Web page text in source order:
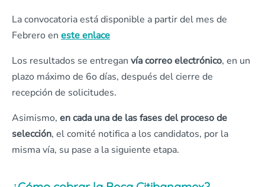
La convocatoria está disponible a partir del mes de
Febrero en este enlace
Los resultados se entregan vía correo electrónico, en un
plazo máximo de 6o días, después del cierre de
recepción de solicitudes.
Asimismo, en cada una de las fases del proceso de
selección, el comité notifica a los candidatos, por la
misma vía, su pase a la siguiente etapa.